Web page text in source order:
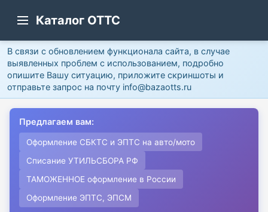
Каталог ОТТС
В связи с обновлением функционала сайта, в случае
выявленных проблем с использованием, подробно
опишите Вашу ситуацию, приложите скриншоты и
отправьте запрос на почту info@bazaotts.ru
Предлагаем вам:
Оформление СБКТС и ЭПТС на авто/мото
Списание УТИЛЬСБОРА РФ
ТАМОЖЕННОЕ оформление в России
Оформление ЭПТС, ЭПСМ